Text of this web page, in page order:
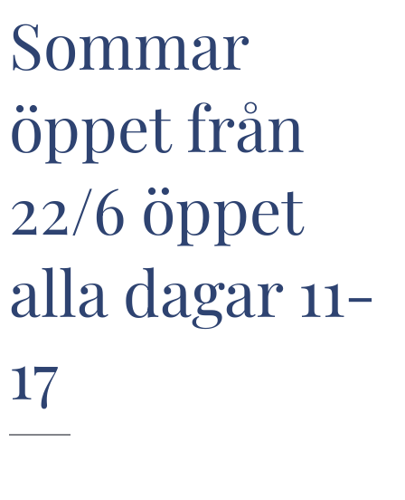
Sommar
öppet från
22/6 öppet
alla dagar 11-
17